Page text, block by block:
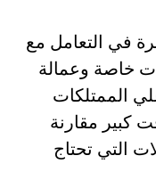
في التعامل مع
خاصة وعمالة
الممتلكات
كبير مقارنة
التي تحتاج